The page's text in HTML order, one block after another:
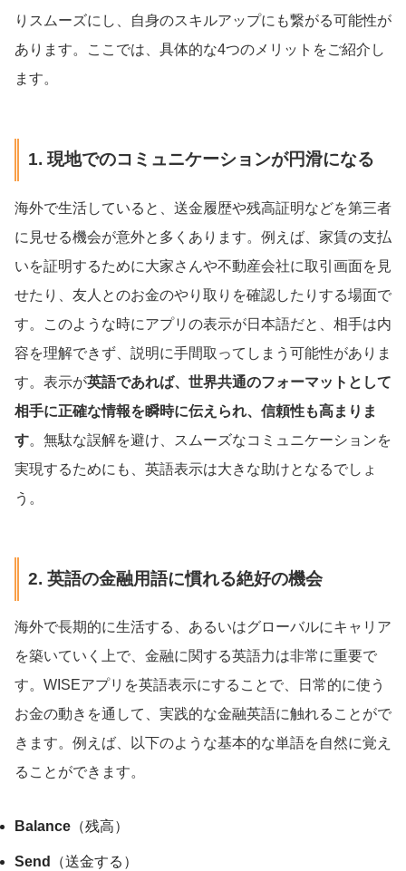
りスムーズにし、自身のスキルアップにも繋がる可能性が
あります。ここでは、具体的な4つのメリットをご紹介し
ます。
1. 現地でのコミュニケーションが円滑になる
海外で生活していると、送金履歴や残高証明などを第三者
に見せる機会が意外と多くあります。例えば、家賃の支払
いを証明するために大家さんや不動産会社に取引画面を見
せたり、友人とのお金のやり取りを確認したりする場面で
す。このような時にアプリの表示が日本語だと、相手は内
容を理解できず、説明に手間取ってしまう可能性がありま
す。表示が英語であれば、世界共通のフォーマットとして
相手に正確な情報を瞬時に伝えられ、信頼性も高まりま
す。無駄な誤解を避け、スムーズなコミュニケーションを
実現するためにも、英語表示は大きな助けとなるでしょ
う。
2. 英語の金融用語に慣れる絶好の機会
海外で長期的に生活する、あるいはグローバルにキャリア
を築いていく上で、金融に関する英語力は非常に重要で
す。WISEアプリを英語表示にすることで、日常的に使う
お金の動きを通して、実践的な金融英語に触れることがで
きます。例えば、以下のような基本的な単語を自然に覚え
ることができます。
Balance （残高）
Send （送金する）